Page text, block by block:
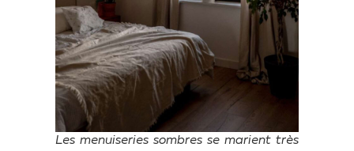
Les menuiseries sombres se marient très